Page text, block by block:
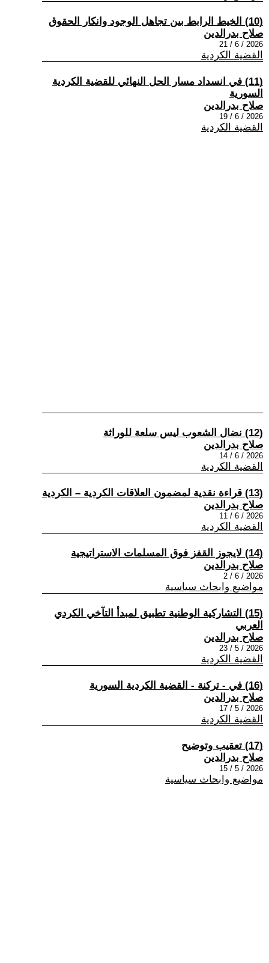
(10) الخيط الرابط بين تجاهل الوجود وانكار الحقوق
صلاح بدرالدين
2026 / 6 / 21
القضية الكردية
(11) في انسداد مسار الحل النهائي للقضية الكردية
السورية
صلاح بدرالدين
2026 / 6 / 19
القضية الكردية
(12) نضال الشعوب ليس سلعة للوراثة
صلاح بدرالدين
2026 / 6 / 14
القضية الكردية
(13) قراءة نقدية لمضمون العلاقات الكردية – الكردية
صلاح بدرالدين
2026 / 6 / 11
القضية الكردية
(14) لايجوز القفز فوق المسلمات الاستراتيجية
صلاح بدرالدين
2026 / 6 / 2
مواضيع وابحاث سياسية
(15) التشاركية الوطنية تطبيق لمبدأ التآخي الكردي
العربي
صلاح بدرالدين
2026 / 5 / 23
القضية الكردية
(16) في - تركنة - القضية الكردية السورية
صلاح بدرالدين
2026 / 5 / 17
القضية الكردية
(17) تعقيب وتوضيح
صلاح بدرالدين
2026 / 5 / 15
مواضيع وابحاث سياسية